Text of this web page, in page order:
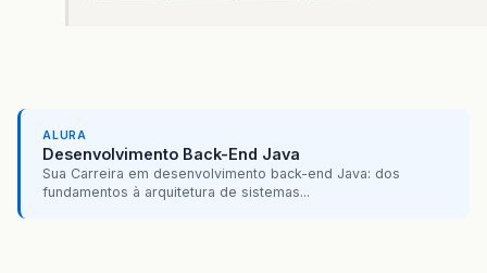
ALURA
Desenvolvimento Back-End Java
Sua Carreira em desenvolvimento back-end Java: dos
fundamentos à arquitetura de sistemas...